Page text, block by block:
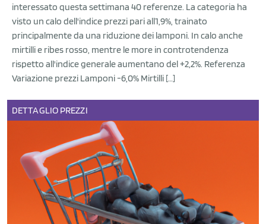
interessato questa settimana 40 referenze. La categoria ha
visto un calo dell'indice prezzi pari all1,9%, trainato
principalmente da una riduzione dei lamponi. In calo anche
mirtilli e ribes rosso, mentre le more in controtendenza
rispetto all'indice generale aumentano del +2,2%. Referenza
Variazione prezzi Lamponi -6,0% Mirtilli […]
DETTAGLIO PREZZI